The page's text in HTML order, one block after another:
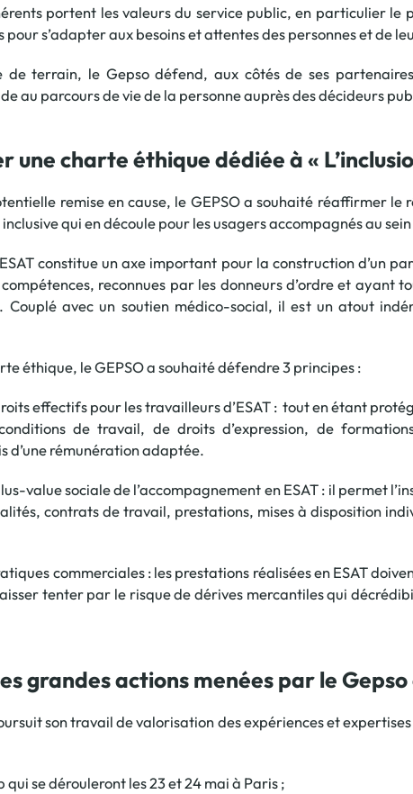
portent les valeurs du service public, en particulier le
pour s’adapter aux besoins et attentes des personnes et de
de terrain, le Gepso défend, aux côtés de ses
au parcours de vie de la personne auprès des décideurs
une charte éthique dédiée à «
remise en cause, le GEPSO a souhaité réaffirmer le
qui en découle pour les usagers accompagnés au
constitue un axe important pour la construction d’un
reconnues par les donneurs d’ordre et ayant
Couplé avec un soutien médico-social, il est un atout
éthique, le GEPSO a souhaité défendre 3 principes :
effectifs pour les travailleurs d’ESAT : tout en étant
de travail, de droits d’expression, de
d’une rémunération adaptée.
value sociale de l’accompagnement en ESAT : il permet
contrats de travail, prestations, mises à disposition
commerciales : les prestations réalisées en ESAT
tenter par le risque de dérives mercantiles qui
grandes actions menées par le Gepso
son travail de valorisation des expériences et
qui se dérouleront les 23 et 24 mai à Paris ;